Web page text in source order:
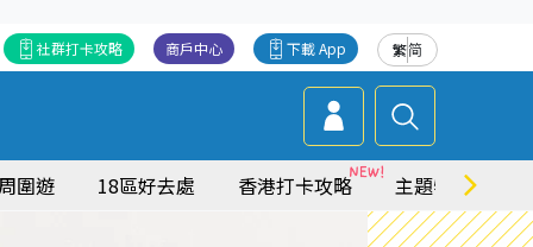
繁简
下載 App
商戶中心
社群打卡攻略
圍遊 18區好去處 香港打卡攻略 主題特集